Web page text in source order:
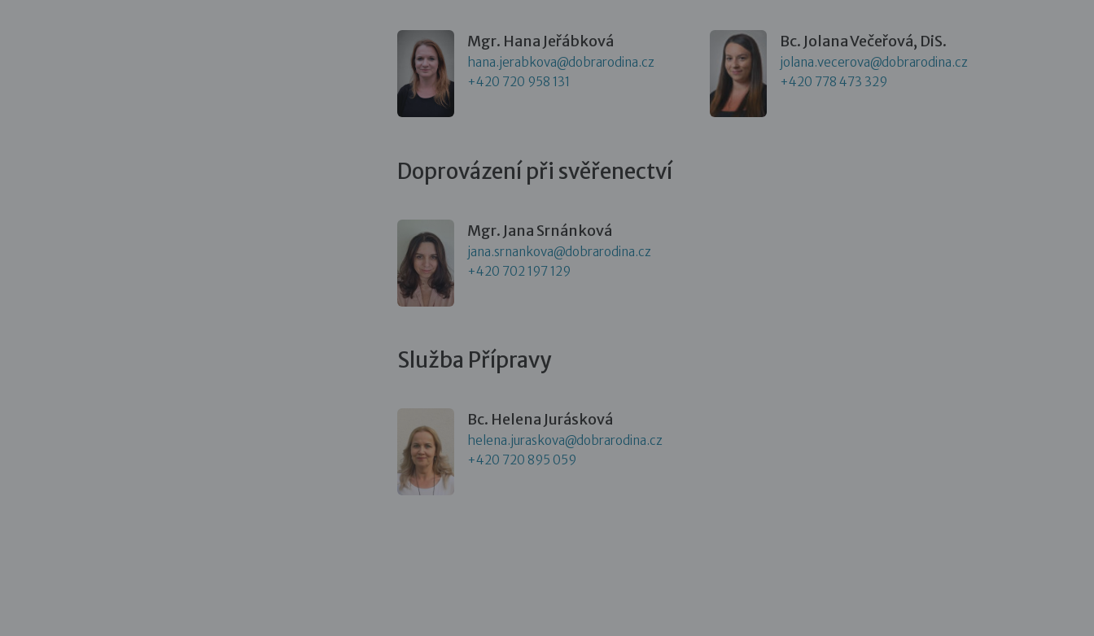
Mgr. Hana Jeřábková
hana.jerabkova@dobrarodina.cz
+420 720 958 131
Bc. Jolana Večeřová, DiS.
jolana.vecerova@dobrarodina.cz
+420 778 473 329
Doprovázení při svěřenectví
Mgr. Jana Srnánková
jana.srnankova@dobrarodina.cz
+420 702 197 129
Služba Přípravy
Bc. Helena Jurásková
helena.juraskova@dobrarodina.cz
+420 720 895 059